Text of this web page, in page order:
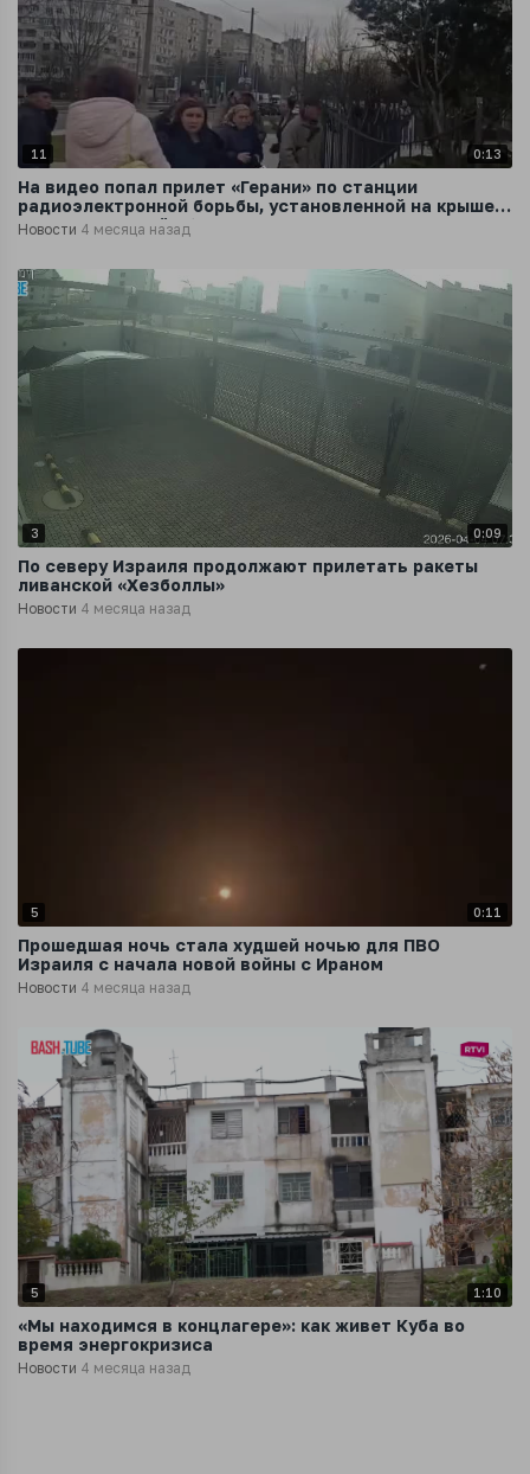
11 0:13
На видео попал прилет «Герани» по станции
радиоэлектронной борьбы, установленной на крыше
дома в Киевской области
Новости 4 месяца назад
3 0:09
По северу Израиля продолжают прилетать ракеты
ливанской «Хезболлы»
Новости 4 месяца назад
5 0:11
Прошедшая ночь стала худшей ночью для ПВО
Израиля с начала новой войны с Ираном
Новости 4 месяца назад
5 1:10
«Мы находимся в концлагере»: как живет Куба во
время энергокризиса
Новости 4 месяца назад